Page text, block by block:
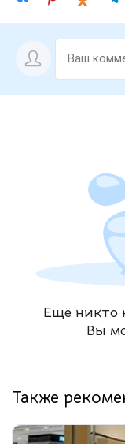
Ещё никто
Вы
Также